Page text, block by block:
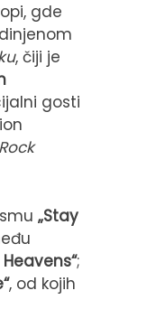
gde
, čiji je
gosti
Rock
„Stay
;
, od kojih